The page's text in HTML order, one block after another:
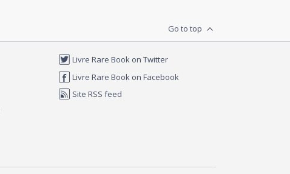
Go to top
Livre Rare Book on Twitter
Livre Rare Book on Facebook
Site RSS feed